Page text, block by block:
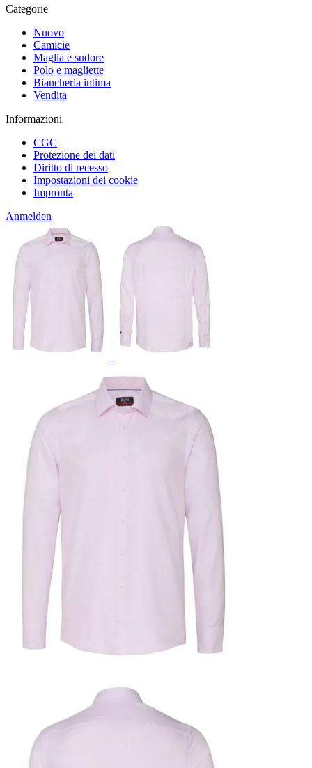
Categorie
Nuovo
Camicie
Maglia e sudore
Polo e magliette
Biancheria intima
Vendita
Informazioni
CGC
Protezione dei dati
Diritto di recesso
Impostazioni dei cookie
Impronta
Anmelden